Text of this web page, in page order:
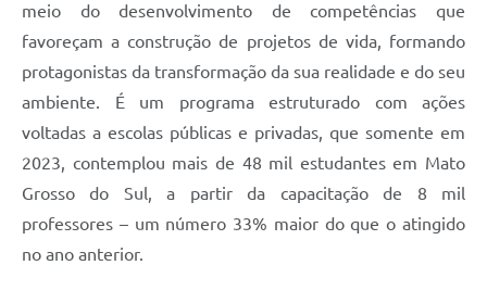
meio do desenvolvimento de competências que
favoreçam a construção de projetos de vida, formando
protagonistas da transformação da sua realidade e do seu
ambiente. É um programa estruturado com ações
voltadas a escolas públicas e privadas, que somente em
2023, contemplou mais de 48 mil estudantes em Mato
Grosso do Sul, a partir da capacitação de 8 mil
professores – um número 33% maior do que o atingido
no ano anterior.